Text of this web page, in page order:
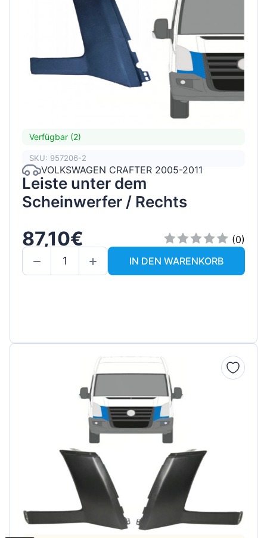
Verfügbar (2)
SKU: 957206-2
VOLKSWAGEN CRAFTER 2005-2011
Leiste unter dem
Scheinwerfer / Rechts
87,10€
(0)
IN DEN WARENKORB